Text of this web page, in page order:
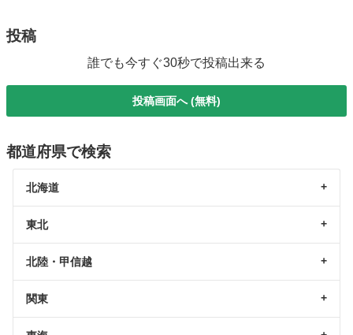
投稿
誰でも今すぐ30秒で投稿出来る
投稿画面へ (無料)
都道府県で検索
北海道
東北
北陸・甲信越
関東